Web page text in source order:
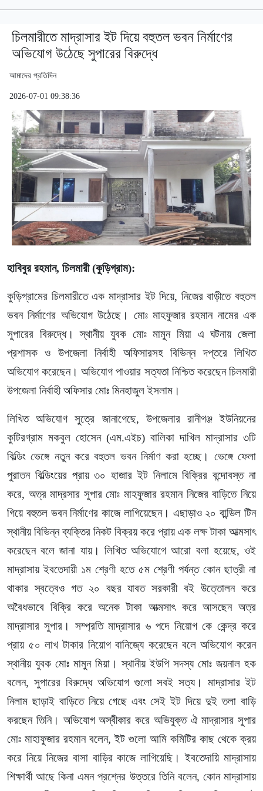
চিলমারীতে মাদ্রাসার ইট দিয়ে বহুতল ভবন নির্মাণের
অভিযোগ উঠেছে সুপারের বিরুদ্ধে
আমাদের প্রতিদিন
2026-07-01 09:38:36
হাবিবুর রহমান, চিলমারী (কুড়িগ্রাম):
কুড়িগ্রামের চিলমারীতে এক মাদ্রাসার ইট দিয়ে, নিজের বাড়ীতে বহুতল
ভবন নির্মাণের অভিযোগ উঠেছে। মোঃ মাহফুজার রহমান নামের এক
সুপারের বিরুদ্ধে। স্থানীয় যুবক মোঃ মামুন মিয়া এ ঘটনায় জেলা
প্রশাসক ও উপজেলা নির্বাহী অফিসারসহ বিভিন্ন দপ্তরে লিখিত
অভিযোগ করেছেন। অভিযোগ পাওয়ার সত্যতা নিশ্চিত করেছেন চিলমারী
উপজেলা নির্বাহী অফিসার মোঃ মিনহাজুল ইসলাম।
লিখিত অভিযোগ সুত্রে জানাগেছে, উপজেলার রানীগঞ্জ ইউনিয়নের
কুটিরগ্রাম মকবুল হোসেন (এম.এইচ) বালিকা দাখিল মাদ্রাসার ৩টি
বিল্ডিং ভেঙ্গে নতুন করে বহুতল ভবন নির্মাণ করা হচ্ছে। ভেঙ্গে ফেলা
পুরাতন বিল্ডিংয়ের প্রায় ৩০ হাজার ইট নিলামে বিক্রির বন্দোবস্ত না
করে, অত্র মাদ্রসার সুপার মোঃ মাহফুজার রহমান নিজের বাড়িতে নিয়ে
গিয়ে বহুতল ভবন নির্মাণের কাজে লাগিয়েছেন। এছাড়াও ২০ বান্ডিল টিন
স্থানীয় বিভিন্ন ব্যক্তির নিকট বিক্রয় করে প্রায় এক লক্ষ টাকা আত্মসাৎ
করেছেন বলে জানা যায়। লিখিত অভিযোগে আরো বলা হয়েছে, ওই
মাদ্রাসায় ইবতেদায়ী ১ম শ্রেণী হতে ৫ম শ্রেণী পর্যন্ত কোন ছাত্রী না
থাকার স্বত্বেও গত ২০ বছর যাবত সরকারী বই উত্তোলন করে
অবৈধভাবে বিক্রি করে অনেক টাকা আত্মসাৎ করে আসছেন অত্র
মাদ্রাসার সুপার। সম্প্রতি মাদ্রাসার ৬ পদে নিয়োগ কে কেন্দ্র করে
প্রায় ৫০ লাখ টাকার নিয়োগ বানিজ্যে করেছেন বলে অভিযোগ করেন
স্থানীয় যুবক মোঃ মামুন মিয়া। স্থানীয় ইউপি সদস্য মোঃ জয়নাল হক
বলেন, সুপারের বিরুদ্ধে অভিযোগ গুলো সবই সত্য। মাদ্রাসার ইট
নিলাম ছাড়াই বাড়িতে নিয়ে গেছে এবং সেই ইট দিয়ে দুই তলা বাড়ি
করছেন তিনি। অভিযোগ অস্বীকার করে অভিযুক্ত ঐ মাদ্রাসার সুপার
মোঃ মাহাফুজার রহমান বলেন, ইট গুলো আমি কমিটির কাছ থেকে ক্রয়
করে নিয়ে নিজের বাসা বাড়ির কাজে লাগিয়েছি। ইবতেদায়ি মাদ্রাসায়
শিক্ষার্থী আছে কিনা এমন প্রশ্নের উত্তরে তিনি বলেন, কোন মাদ্রাসায়